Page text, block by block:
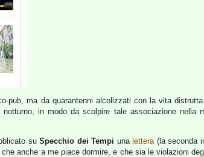
pub, ma da quarantenni alcolizzati con la vita
in modo da scolpire tale associazione nella
suSpecchio dei Tempi una lettera(la seconda
anche a me piace dormire, e che sia le violazioni